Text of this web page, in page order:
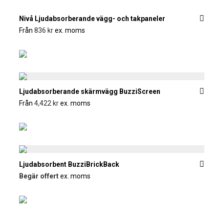
Nivå Ljudabsorberande vägg- och takpaneler
Från 836 krex. moms
Ljudabsorberande skärmvägg BuzziScreen
Från 4,422 krex. moms
Ljudabsorbent BuzziBrickBack
Begär offertex. moms